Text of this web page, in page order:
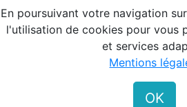
En poursuivant votre navigation
l'utilisation de cookies pour vous
et services
Mentions
OK